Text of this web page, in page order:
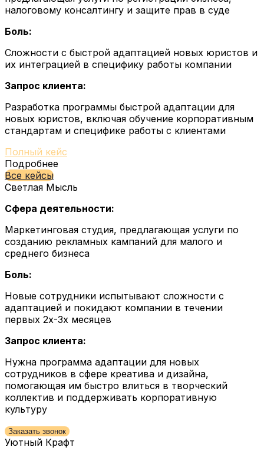
налоговому консалтингу и защите прав в суде
Боль:
Сложности с быстрой адаптацией новых юристов и
их интеграцией в специфику работы компании
Запрос клиента:
Разработка программы быстрой адаптации для
новых юристов, включая обучение корпоративным
стандартам и специфике работы с клиентами
Полный кейс
Подробнее
Все кейсы
Светлая Мысль
Сфера деятельности:
Маркетинговая студия, предлагающая услуги по
созданию рекламных кампаний для малого и
среднего бизнеса
Боль:
Новые сотрудники испытывают сложности с
адаптацией и покидают компании в течении
первых 2х-3х месяцев
Запрос клиента:
Нужна программа адаптации для новых
сотрудников в сфере креатива и дизайна,
помогающая им быстро влиться в творческий
коллектив и поддерживать корпоративную
культуру
Заказать звонок
Уютный Крафт